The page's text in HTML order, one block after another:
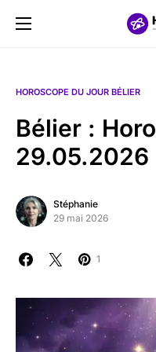
HOROSCOPE DU JOUR BÉLIER
Bélier :
29.05.2026
Stéphanie
29 mai 2026
1